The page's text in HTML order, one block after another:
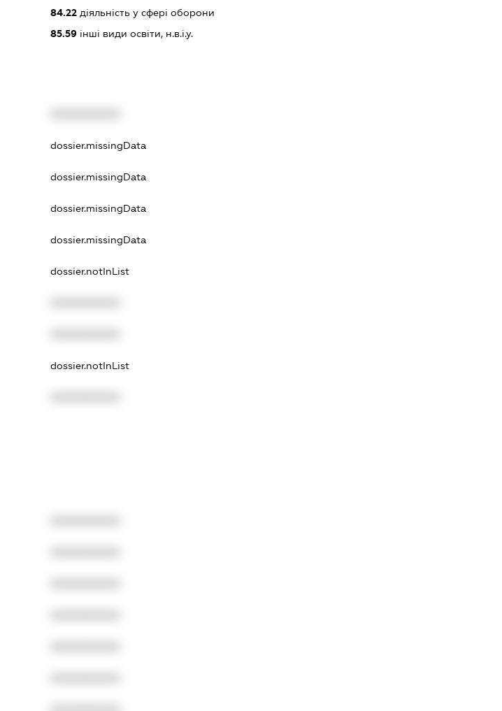
84.22діяльність у сфері оборони
85.59інші види освіти, н.в.і.у.
dossier.missingData
dossier.missingData
dossier.missingData
dossier.missingData
dossier.notInList
dossier.notInList